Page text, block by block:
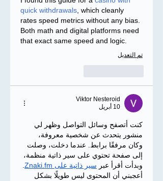
quick withdrawals , which cleanly
rates speed metrics without any bias.
Both math and digital platforms need
that exact same speed and logic.
تم التعديل
Viktor Nesteroid
10 أبريل
كنت أتصفح وسائل التواصل وظهر لي
منشور يتحدث عن شخصية معروفة،
وكان مرفقًا برابط. عندما دخلت، وصلت
إلى صفحة تحتوي على سير ذاتية منظمة،
وبدأت أقرأ عبر سير ذاتية على Znaki.fm
أعجبني أن المحتوى ليس طويلًا بشكل